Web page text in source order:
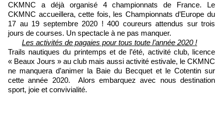
CKMNC a déjà organisé 4 championnats de France. Le
CKMNC accueillera, cette fois, les Championnats d’Europe du
17 au 19 septembre 2020 ! 400 coureurs attendus sur trois
jours de courses. Un spectacle à ne pas manquer.
Les activités de pagaies pour tous toute l’année 2020 !
Trails nautiques du printemps et de l’été, activité club, licence
« Beaux Jours » au club mais aussi activité estivale, le CKMNC
ne manquera d’animer la Baie du Becquet et le Cotentin sur
cette année 2020. Alors embarquez avec nous destination
sport, joie et convivialité.